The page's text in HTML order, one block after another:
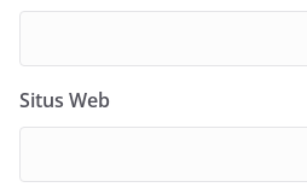
Situs Web